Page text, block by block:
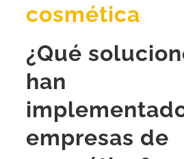
cosmética
¿Qué
han
empresas de